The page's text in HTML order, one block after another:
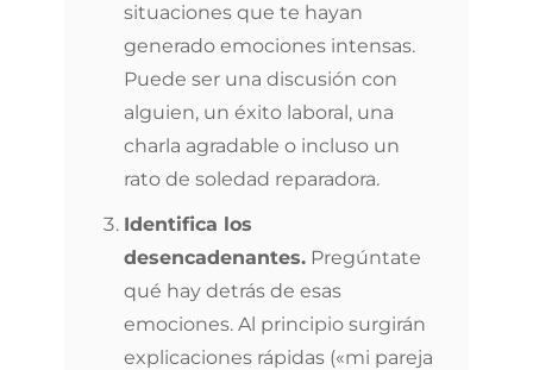
situaciones que te hayan
generado emociones intensas.
Puede ser una discusión con
alguien, un éxito laboral, una
charla agradable o incluso un
rato de soledad reparadora.
Identifica los
desencadenantes. Pregúntate
qué hay detrás de esas
emociones. Al principio surgirán
explicaciones rápidas («mi pareja